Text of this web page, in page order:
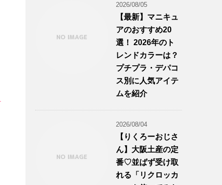
2026/08/05
【最新】マニキュ
アのおすすめ20
選！ 2026年のト
レンドカラーは？
プチプラ・デパコ
ス別に人気アイテ
ムを紹介
2026/08/04
【りくろーおじさ
ん】大阪土産の定
番♡並ばず受け取
れる「リクロッカ